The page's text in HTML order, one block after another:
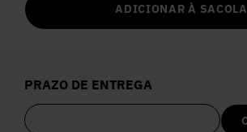
ADICIONAR À SACOLA
PRAZO DE ENTREGA
5º Calça